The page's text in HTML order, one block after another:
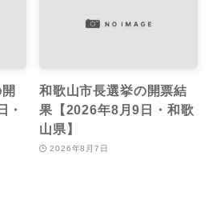
・
和歌山市長選挙の開票結
果【2026年8月9日・和歌
山県】
2026年8月7日